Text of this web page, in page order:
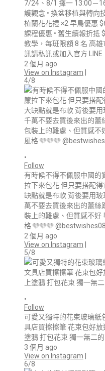
7/24、8/1 擇一 13:00－
護觀念 • 換盆移植與轉向
植蘭花花禮 ×2 早鳥
課程優惠 • 舊生續報折抵
教學，每班限額 8 名 高
訊請私訊或加入官方 LINE
2 個月 ago
View on Instagram
4/8
•
Follow
有時候不得不佩服中國的
拉下來包花 但只要搭配
缺點就是布軟 背後要用
萬不要去買後來出的蕾絲
裝上的難處、但質感不好
格 🩵🩵🩵
2 個月 ago
View on Instagram
5/8
•
Follow
可愛又獨特的花束玻璃紙
具店買擦擦筆 花束包好
塗鴉 打包花束 獨一無二
3 個月 ago
View on Instagram
6/8